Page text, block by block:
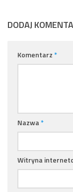
DODAJ
Komentarz*
Nazwa*
Witryna